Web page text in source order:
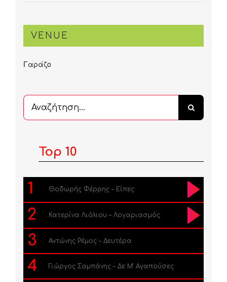
VENUE
Γαράζο
Αναζήτηση
...
Top 10
1 Θοδωρής Φέρρης – Είπες
2 Κατερίνα Λιόλιου – Λογαριασμός
3 Αντώνης Ρέμος – Δευτέρα
4 Γιώργος Σαμπάνης – Δε Μ’ Αγαπούσες